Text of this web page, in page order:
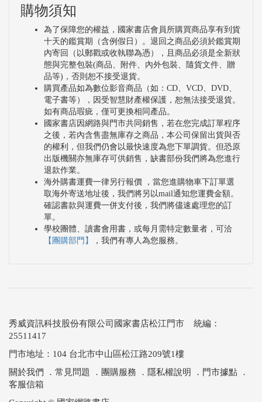
購物須知
為了保障您的權益，國家書店會員所購買商品享有到貨
十天的鑑賞期（含例假日）。退回之商品必須於鑑賞期
內寄回（以郵戳或收執聯為憑），且商品必須是全新狀
態與完整包裝(商品、附件、內外包裝、隨貨文件、贈
品等)，否則恕不接受退貨。
購買產品如為數位影音商品（如：CD、VCD、DVD、
電子書等），因受智慧財產權保護，恕無法接受退貨。
如有商品瑕疵，僅可更換相同產品。
國家書店因網路與門市共同銷售，若在您完成訂單程序
之後，若內含售盡無庫存之商品，本公司保留出貨與否
的權利，但我們仍會以最快速度為您下單調貨。但恐原
出版機關亦無庫存可供銷售，缺書部份我們將為您進行
退款作業。
海外購書運費一律另行報價 ，當您進購物車下訂單選
取海外寄送地址後，我們將另以mail通知您運費金額。
確認書款與運費一併支付後，我們將儘速處理您的訂
單。
學校團體、讀書會用書，或每月需特定數量者，可洽
【團購部門】
，我們有專人為您服務。
秀威資訊科技股份有限公司國家書店松江門市 統編：
25511417
門市地址：104 台北市中山區松江路209號1樓
關於我們
． 常見問題 ． 團購服務 ． 隱私權說明 ． 門市據點 ．
客服信箱